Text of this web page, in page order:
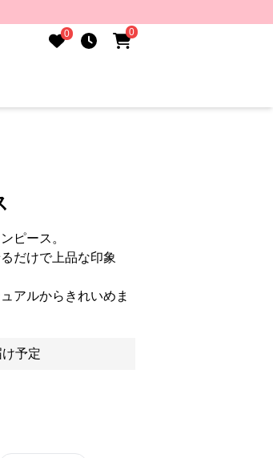
0 0
ピース。
だけで上品な印象
アルからきれいめま
予定